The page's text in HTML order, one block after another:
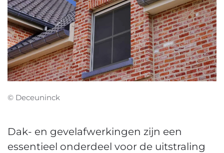
© Deceuninck
Dak- en gevelafwerkingen zijn een
essentieel onderdeel voor de uitstraling